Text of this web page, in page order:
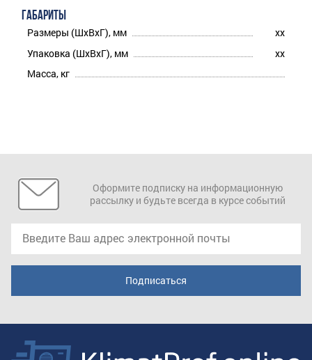
ГАБАРИТЫ
Размеры (ШхВхГ), мм
xx
Упаковка (ШхВхГ), мм
xx
Масса, кг
Оформите подписку на информационную
рассылку и будьте всегда в курсе событий